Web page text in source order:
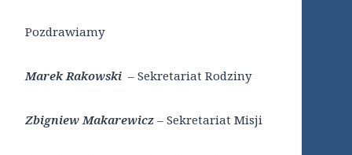
Pozdrawiamy
Marek Rakowski – Sekretariat Rodziny
Zbigniew Makarewicz – Sekretariat Misji